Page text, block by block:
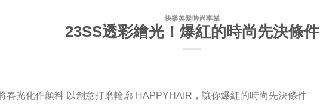
快樂美髮時尚事業
23SS透彩繪光！爆紅的時尚先決條件
春光化作顏料 以創意打磨輪廓 HAPPYHAIR，讓你爆紅的時尚先決條件